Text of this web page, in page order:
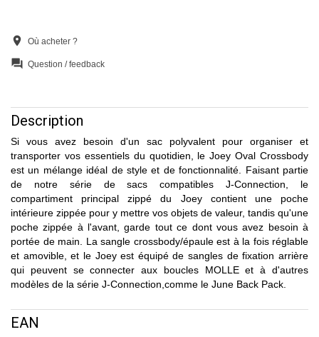
location_on Où acheter ?
question_answer Question / feedback
Description
Si vous avez besoin d'un sac polyvalent pour organiser et
transporter vos essentiels du quotidien, le Joey Oval Crossbody
est un mélange idéal de style et de fonctionnalité. Faisant partie
de notre série de sacs compatibles J-Connection, le
compartiment principal zippé du Joey contient une poche
intérieure zippée pour y mettre vos objets de valeur, tandis qu'une
poche zippée à l'avant, garde tout ce dont vous avez besoin à
portée de main. La sangle crossbody/épaule est à la fois réglable
et amovible, et le Joey est équipé de sangles de fixation arrière
qui peuvent se connecter aux boucles MOLLE et à d'autres
modèles de la série J-Connection,comme le June Back Pack.
EAN